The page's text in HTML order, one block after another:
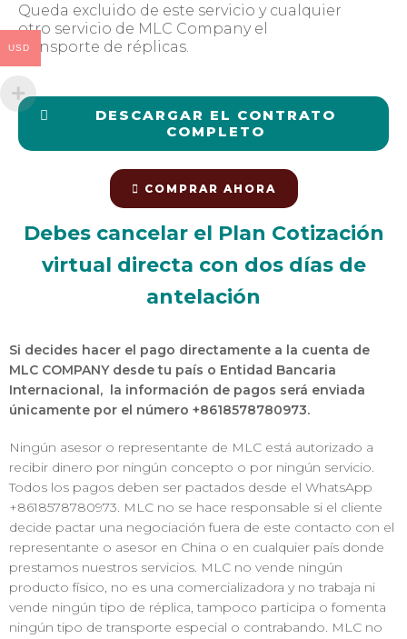
Queda excluido de este servicio y cualquier
otro servicio de MLC Company el
transporte de réplicas.
DESCARGAR EL CONTRATO
COMPLETO
COMPRAR AHORA
Debes cancelar el Plan Cotización
virtual directa con dos días de
antelación
Si decides hacer el pago directamente a la cuenta de
MLC COMPANY desde tu país o Entidad Bancaria
Internacional, la información de pagos será enviada
únicamente por el número +8618578780973.
Ningún asesor o representante de MLC está autorizado a
recibir dinero por ningún concepto o por ningún servicio.
Todos los pagos deben ser pactados desde el WhatsApp
+8618578780973. MLC no se hace responsable si el cliente
decide pactar una negociación fuera de este contacto con el
representante o asesor en China o en cualquier país donde
prestamos nuestros servicios. MLC no vende ningún
producto físico, no es una comercializadora y no trabaja ni
vende ningún tipo de réplica, tampoco participa o fomenta
ningún tipo de transporte especial o contrabando. MLC no
USD